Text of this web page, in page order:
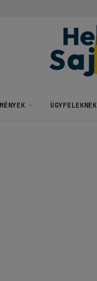
ÜGYFELEKNEK